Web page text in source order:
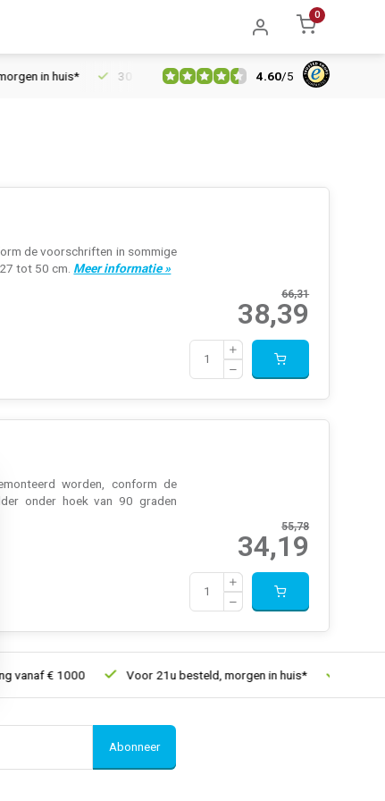
0
in huis* 30 dagen retourrecht Vertrouwd online sinds
4.60/5
de voorschriften in sommige
tot 50 cm. Meer informatie »
66,31
38,39
worden, conform de
onder hoek van 90 graden
55,78
34,19
vanaf € 1000 Voor 21u besteld, morgen in huis*
Abonneer